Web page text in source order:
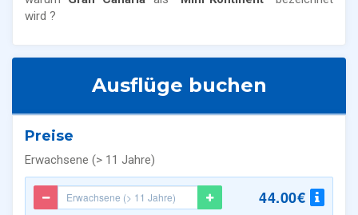
wird ?
Ausflüge buchen
Preise
Erwachsene (> 11 Jahre)
44.00€